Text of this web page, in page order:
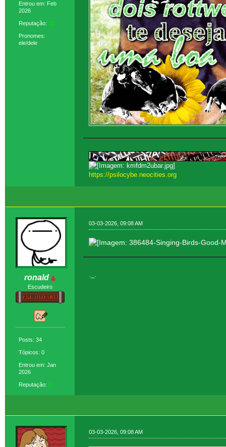
Entrou em: Feb
2026
Reputação: 12
Pronomes:
ele/dele
https://psilocybe.neocities.org
ronald
Escudeiro
Posts: 34
Tópicos: 0
Entrou em: Jan
2026
Reputação: 2
03-03-2026, 09:08 AM
03-03-2026, 09:08 AM